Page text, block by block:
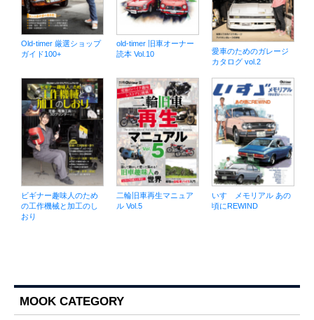
Old-timer 厳選ショップ
ガイド100+
old-timer 旧車オーナー
読本 Vol.10
愛車のためのガレージ
カタログ vol.2
ビギナー趣味人のため
の工作機械と加工のし
おり
二輪旧車再生マニュア
ル Vol.5
いすゞメモリアル あの
頃にREWIND
MOOK CATEGORY